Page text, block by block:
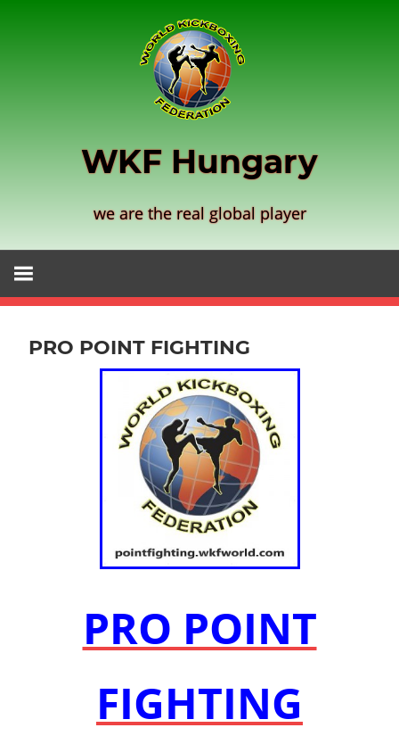
WKF Hungary
we are the real global player
PRO POINT FIGHTING
PRO POINT
FIGHTING